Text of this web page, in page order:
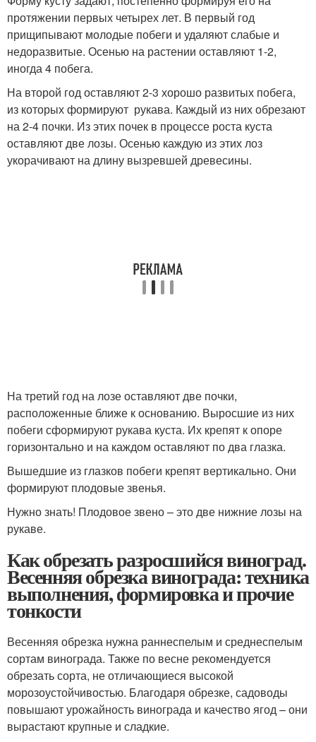
протяжении первых четырех лет. В первый год
прищипывают молодые побеги и удаляют слабые и
недоразвитые. Осенью на растении оставляют 1-2,
иногда 4 побега.
На второй год оставляют 2-3 хорошо развитых побега,
из которых формируют рукава. Каждый из них обрезают
на 2-4 почки. Из этих почек в процессе роста куста
оставляют две лозы. Осенью каждую из этих лоз
укорачивают на длину вызревшей древесины.
На третий год на лозе оставляют две почки,
расположенные ближе к основанию. Выросшие из них
побеги сформируют рукава куста. Их крепят к опоре
горизонтально и на каждом оставляют по два глазка.
Вышедшие из глазков побеги крепят вертикально. Они
формируют плодовые звенья.
Нужно знать! Плодовое звено – это две нижние лозы на
рукаве.
Как обрезать разросшийся виноград.
Весенняя обрезка винограда: техника
выполнения, формировка и прочие
тонкости
Весенняя обрезка нужна раннеспелым и среднеспелым
сортам винограда. Также по весне рекомендуется
обрезать сорта, не отличающиеся высокой
морозоустойчивостью. Благодаря обрезке, садоводы
повышают урожайность винограда и качество ягод – они
вырастают крупные и сладкие.